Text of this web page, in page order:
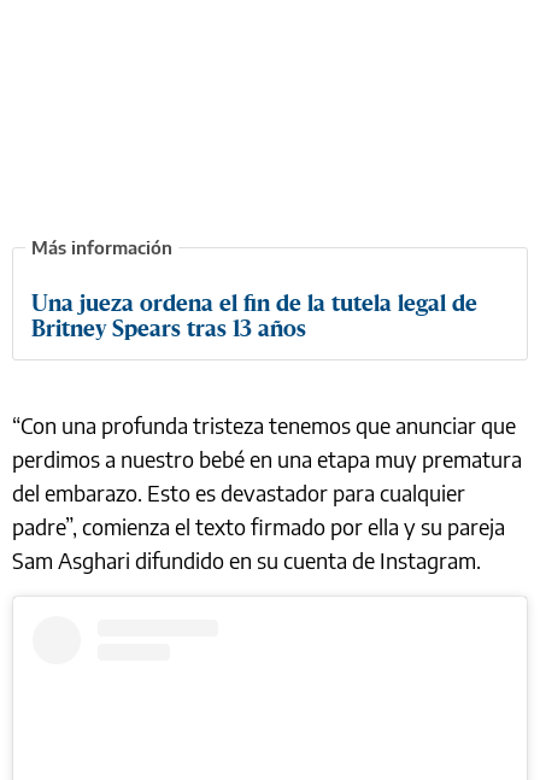
Una jueza ordena el fin de la tutela legal de
Britney Spears tras 13 años
“Con una profunda tristeza tenemos que anunciar que
perdimos a nuestro bebé en una etapa muy prematura
del embarazo. Esto es devastador para cualquier
padre”, comienza el texto firmado por ella y su pareja
Sam Asghari difundido en su cuenta de Instagram.